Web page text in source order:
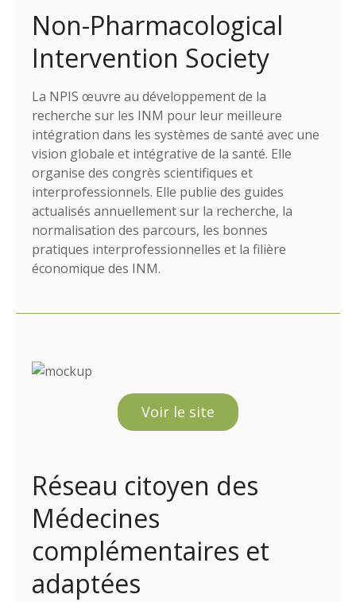
Non-Pharmacological
Intervention Society
La NPIS œuvre au développement de la
recherche sur les INM pour leur meilleure
intégration dans les systèmes de santé avec une
vision globale et intégrative de la santé. Elle
organise des congrès scientifiques et
interprofessionnels. Elle publie des guides
actualisés annuellement sur la recherche, la
normalisation des parcours, les bonnes
pratiques interprofessionnelles et la filière
économique des INM.
Voir le site
Réseau citoyen des
Médecines
complémentaires et
adaptées